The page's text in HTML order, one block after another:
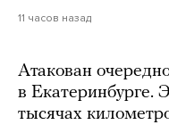
11 часов назад
Атакован
в Екатеринбурге.
тысячах